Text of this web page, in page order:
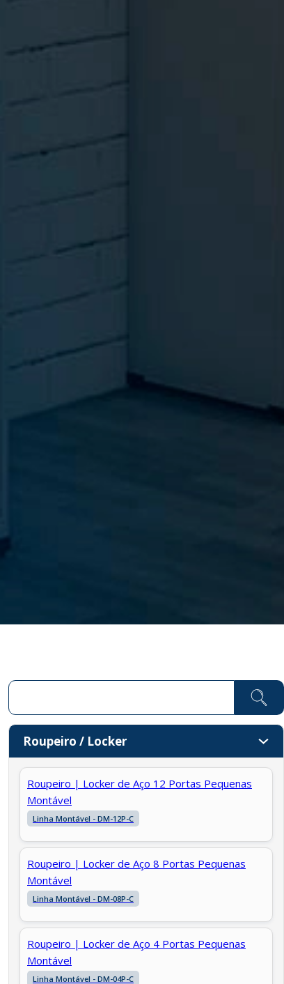
Pesquisar ...
Roupeiro / Locker
Roupeiro | Locker de Aço 12 Portas Pequenas
Montável
Linha Montável - DM-12P-C
Roupeiro | Locker de Aço 8 Portas Pequenas
Montável
Linha Montável - DM-08P-C
Roupeiro | Locker de Aço 4 Portas Pequenas
Montável
Linha Montável - DM-04P-C